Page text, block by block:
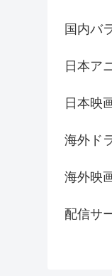
国内バ
日本ア
日本映
海外ド
海外映
配信サ